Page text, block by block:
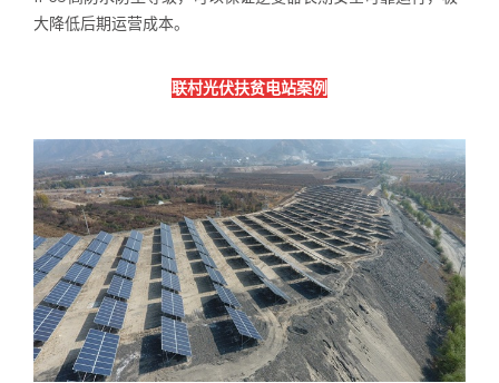
大降低后期运营成本。
联村光伏扶贫电站案例